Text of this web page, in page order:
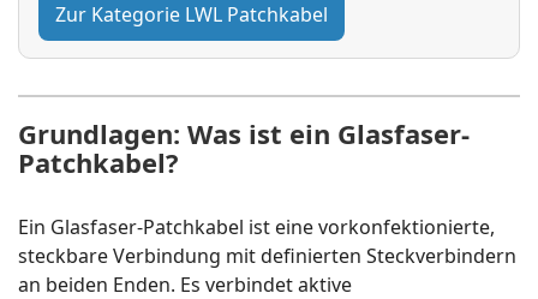
Zur Kategorie LWL Patchkabel
Grundlagen: Was ist ein Glasfaser-
Patchkabel?
Ein Glasfaser-Patchkabel ist eine vorkonfektionierte,
steckbare Verbindung mit definierten Steckverbindern
an beiden Enden. Es verbindet aktive